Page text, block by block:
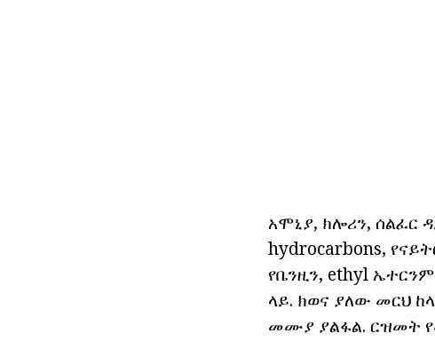
አሞኒያ, ክሎሪን, ሰልፈር
hydrocarbons,
የቤንዚን, ethyl
ላይ. ክወና ያለው መርህ
መሙያ ያልፋል. ርዝመት